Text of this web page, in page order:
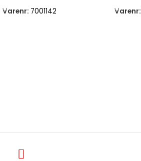
Varenr: 7001142
Varenr: